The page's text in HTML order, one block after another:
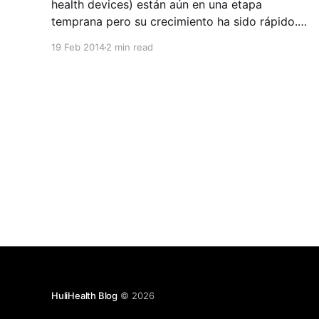
health devices) están aún en una etapa
temprana pero su crecimiento ha sido rápido.
19 Feb 20142 min read
HuliHealth Blog © 2026